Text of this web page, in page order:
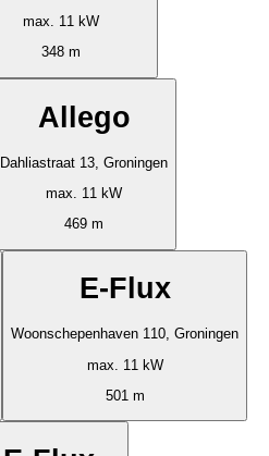
max. 11 kW
348 m
Allego
Dahliastraat 13, Groningen
max. 11 kW
469 m
E-Flux
Woonschepenhaven 110, Groningen
max. 11 kW
501 m